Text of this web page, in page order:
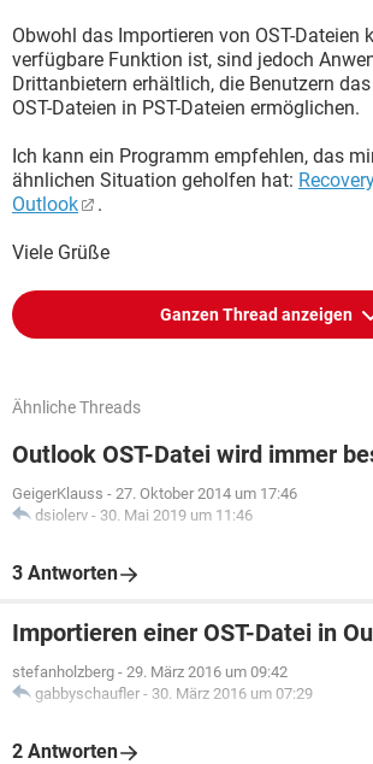
Obwohl das Importieren von OST-Dateien
verfügbare Funktion ist, sind jedoch
Drittanbietern erhältlich, die Benutzern
OST-Dateien in PST-Dateien ermöglichen.
Ich kann ein Programm empfehlen, das
ähnlichen Situation geholfen hat:
Outlook
.
Viele Grüße
Ganzen Thread anzeigen
Ähnliche Threads
Outlook OST-Datei wird immer
GeigerKlauss - 27. Oktober 2014 um 17:46
dsiolerv - 30. Mai 2019 um 11:46
3 Antworten
Importieren einer OST-Datei in
stefanholzberg - 29. März 2016 um 09:42
gabbyschaufler - 30. März 2016 um 07:29
2 Antworten